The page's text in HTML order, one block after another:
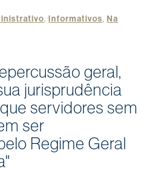
, Informativos, Na
geral,
jurisprudência
servidores sem
ser
Regime Geral